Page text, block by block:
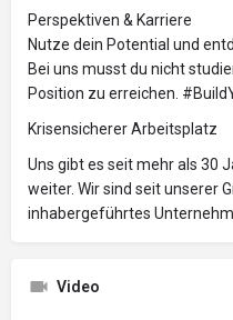
Perspektiven & Karriere
Nutze dein Potential und
Bei uns musst du nicht
Position zu erreichen.
Krisensicherer Arbeitsplatz
Uns gibt es seit mehr als 30
weiter. Wir sind seit unserer
inhabergeführtes
Video